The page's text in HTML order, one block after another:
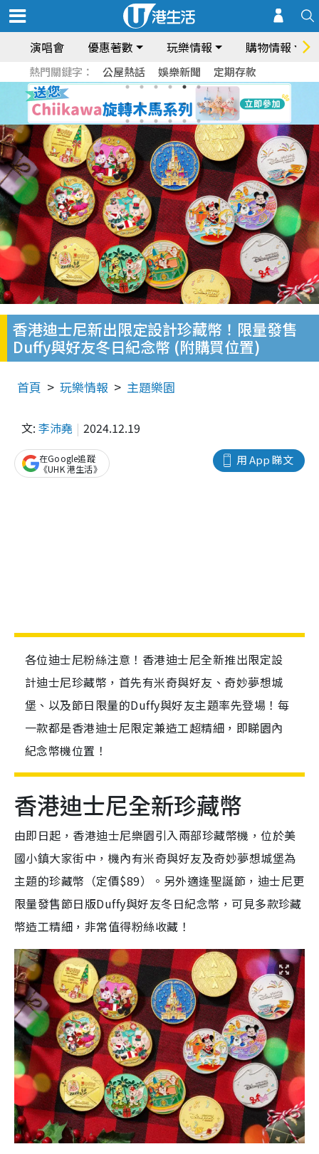
演唱會 優惠著數 玩樂情報 購物情報
熱門關鍵字： 公屋熱話 娛樂新聞 定期存款
香港迪士尼新出限定設計珍藏幣！限量發售
Duffy與好友冬日紀念幣 (附購買位置)
首頁 玩樂情報 主題樂園
文: 李沛堯 2024.12.19
用 App 睇文
在Google追蹤
《UHK 港生活》
各位迪士尼粉絲注意！香港迪士尼全新推出限定設
計迪士尼珍藏幣，首先有米奇與好友、奇妙夢想城
堡、以及節日限量的Duffy與好友主題率先登場！每
一款都是香港迪士尼限定兼造工超精細，即睇園內
紀念幣機位置！
香港迪士尼全新珍藏幣
由即日起，香港迪士尼樂園引入兩部珍藏幣機，位於美
國小鎮大家街中，機內有米奇與好友及奇妙夢想城堡為
主題的珍藏幣（定價$89）。另外適逢聖誕節，迪士尼更
限量發售節日版Duffy與好友冬日紀念幣，可見多款珍藏
幣造工精細，非常值得粉絲收藏！